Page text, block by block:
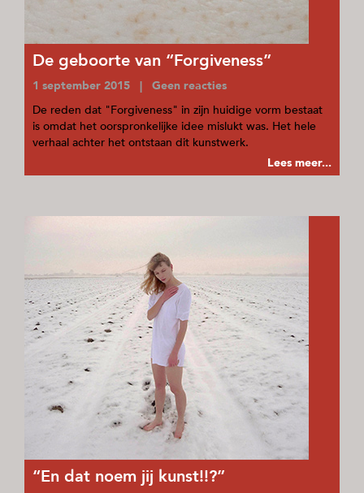
De geboorte van “Forgiveness”
1 september 2015 | Geen reacties
De reden dat "Forgiveness" in zijn huidige vorm bestaat
is omdat het oorspronkelijke idee mislukt was. Het hele
verhaal achter het ontstaan dit kunstwerk.
Lees meer...
“En dat noem jij kunst!!?”